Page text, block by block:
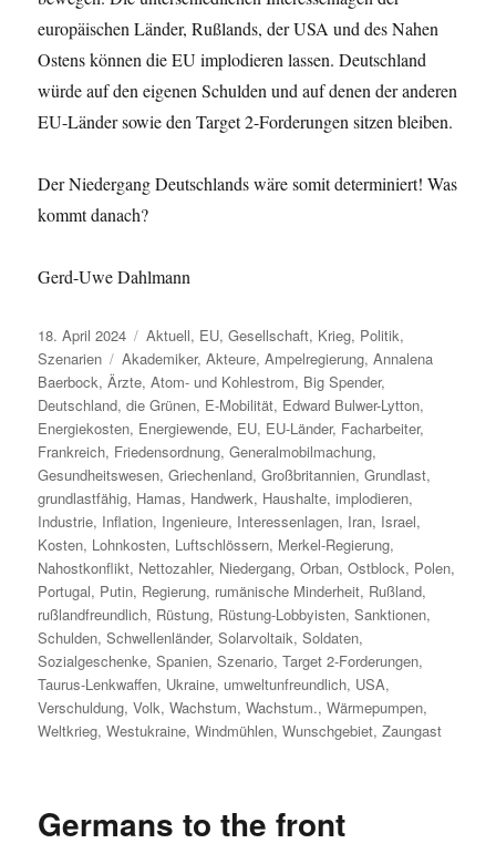
europäischen Länder, Rußlands, der USA und des Nahen
Ostens können die EU implodieren lassen. Deutschland
würde auf den eigenen Schulden und auf denen der anderen
EU-Länder sowie den Target 2-Forderungen sitzen bleiben.
Der Niedergang Deutschlands wäre somit determiniert! Was
kommt danach?
Gerd-Uwe Dahlmann
Veröffentlicht
am
18. April 2024 Kategorien
Aktuell, EU,Gesellschaft, Krieg, Politik,
Szenarien
Schlagwörter
Akademiker,Akteure,Ampelregierung,Annalena
Baerbock,Ärzte,Atom- und Kohlestrom, Big Spender,
Deutschland,die Grünen, E-Mobilität, Edward Bulwer-Lytton,
Energiekosten, Energiewende, EU, EU-Länder, Facharbeiter,
Frankreich, Friedensordnung,Generalmobilmachung,
Gesundheitswesen,Griechenland,Großbritannien,Grundlast,
grundlastfähig, Hamas, Handwerk, Haushalte,implodieren,
Industrie, Inflation, Ingenieure, Interessenlagen, Iran, Israel,
Kosten, Lohnkosten, Luftschlössern, Merkel-Regierung,
Nahostkonflikt, Nettozahler, Niedergang,Orban,Ostblock, Polen,
Portugal, Putin, Regierung, rumänische Minderheit, Rußland,
rußlandfreundlich, Rüstung, Rüstung-Lobbyisten,Sanktionen,
Schulden,Schwellenländer,Solarvoltaik,Soldaten,
Sozialgeschenke,Spanien,Szenario,Target 2-Forderungen,
Taurus-Lenkwaffen, Ukraine, umweltunfreundlich, USA,
Verschuldung,Volk,Wachstum,Wachstum.,Wärmepumpen,
Weltkrieg,Westukraine,Windmühlen,Wunschgebiet,Zaungast
Germans to the front